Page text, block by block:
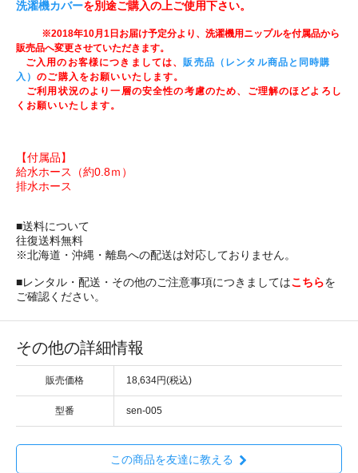
洗濯機カバーを別途ご購入の上ご使用下さい。
※2018年10月1日お届け予定分より、洗濯機用ニップルを付属品から
販売品へ変更させていただきます。
ご入用のお客様につきましては、 販売品（レンタル商品と同時購
入）のご購入をお願いいたします。
ご利用状況のより一層の安全性の考慮のため、ご理解のほどよろし
くお願いいたします。
【付属品】
給水ホース（約0.8ｍ）
排水ホース
■送料について
往復送料無料
※北海道・沖縄・離島への配送は対応しておりません。
■レンタル・配送・その他のご注意事項につきましてはこちらを
ご確認ください。
その他の詳細情報
販売価格 18,634円(税込)
型番 sen-005
この商品を友達に教える